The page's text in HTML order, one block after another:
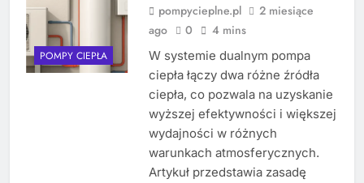
POMPY CIEPŁA
pompycieplne.pl
2 miesiące
ago
0 4 mins
W systemie dualnym pompa
ciepła łączy dwa różne źródła
ciepła, co pozwala na uzyskanie
wyższej efektywności i większej
wydajności w różnych
warunkach atmosferycznych.
Artykuł przedstawia zasadę